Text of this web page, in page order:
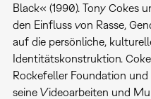
Black« (1990). Tony Cokes
den Einfluss von Rasse,
auf die persönliche,
Identitätskonstruktion.
Rockefeller Foundation
seine Videoarbeiten und